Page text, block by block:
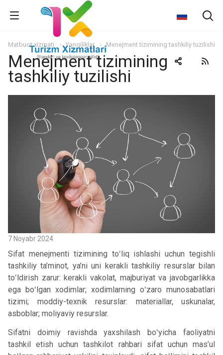
Matbuot xizmati Yangiliklar Menejment tizimining tashkiliy tuzilishi
Menejment tizimining
tashkiliy tuzilishi
7 Noyabr 2024
Sifat menejmenti tizimining toʻliq ishlashi uchun tegishli
tashkiliy ta’minot, ya’ni uni kerakli tashkiliy resurslar bilan
toʻldirish zarur: kerakli vakolat, majburiyat va javobgarlikka
ega boʻlgan xodimlar; xodimlarning oʻzaro munosabatlari
tizimi; moddiy-texnik resurslar: materiallar, uskunalar,
asboblar; moliyaviy resurslar.
Sifatni doimiy ravishda yaxshilash boʻyicha faoliyatni
tashkil etish uchun tashkilot rahbari sifat uchun mas’ul